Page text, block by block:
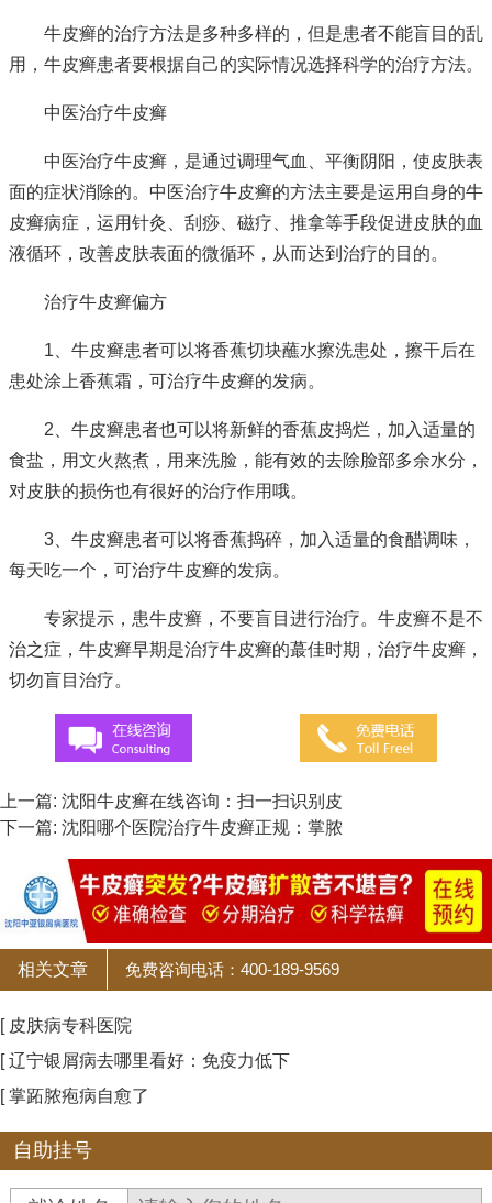
牛皮癣的治疗方法是多种多样的，但是患者不能盲目的乱
用，牛皮癣患者要根据自己的实际情况选择科学的治疗方法。
中医治疗牛皮癣
中医治疗牛皮癣，是通过调理气血、平衡阴阳，使皮肤表
面的症状消除的。中医治疗牛皮癣的方法主要是运用自身的牛
皮癣病症，运用针灸、刮痧、磁疗、推拿等手段促进皮肤的血
液循环，改善皮肤表面的微循环，从而达到治疗的目的。
治疗牛皮癣偏方
1、牛皮癣患者可以将香蕉切块蘸水擦洗患处，擦干后在
患处涂上香蕉霜，可治疗牛皮癣的发病。
2、牛皮癣患者也可以将新鲜的香蕉皮捣烂，加入适量的
食盐，用文火熬煮，用来洗脸，能有效的去除脸部多余水分，
对皮肤的损伤也有很好的治疗作用哦。
3、牛皮癣患者可以将香蕉捣碎，加入适量的食醋调味，
每天吃一个，可治疗牛皮癣的发病。
专家提示，患牛皮癣，不要盲目进行治疗。牛皮癣不是不
治之症，牛皮癣早期是治疗牛皮癣的蕞佳时期，治疗牛皮癣，
切勿盲目治疗。
上一篇: 沈阳牛皮癣在线咨询：扫一扫识别皮
下一篇: 沈阳哪个医院治疗牛皮癣正规：掌脓
相关文章 免费咨询电话：400-189-9569
[ 皮肤病专科医院
[ 辽宁银屑病去哪里看好：免疫力低下
[ 掌跖脓疱病自愈了
自助挂号